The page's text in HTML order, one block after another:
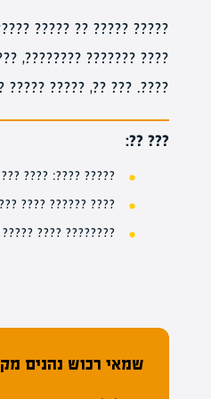
????? ??? ???????, ?????
??????? ?????? ?????
?????? ??? ??? ??????.
??? ??:
????? – ????? ????
????? – ????? ????
???? – ????? ????
שמאי רכוש נהנים